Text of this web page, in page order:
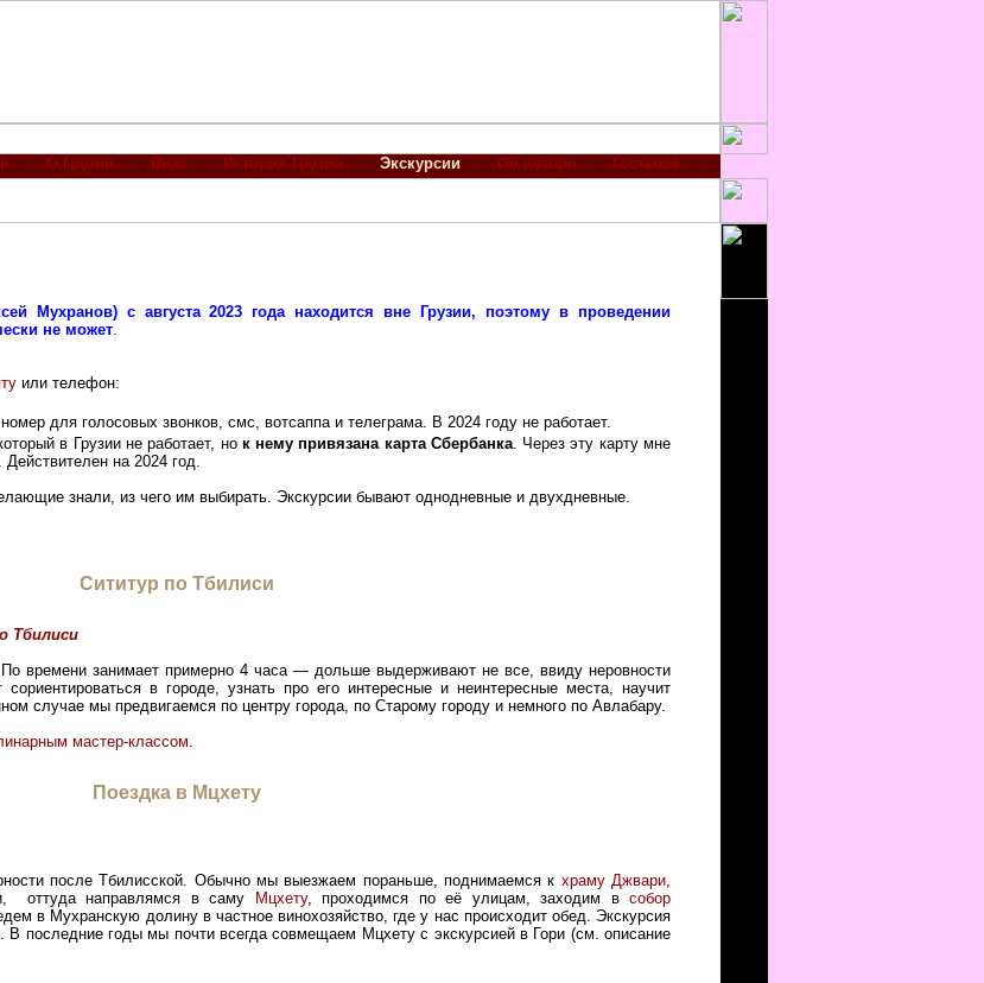
О Грузии Виза История Грузии Экскурсии Об авторе Гостевая
Мухранов) с августа 2023 года находится вне Грузии, поэтому в проведении
не может.
или телефон:
номер для голосовых звонков, смс, вотсаппа и телеграма. В 2024 году не работает.
в Грузии не работает, но к нему привязана карта Сбербанка. Через эту карту мне
на 2024 год.
знали, из чего им выбирать. Экскурсии бывают однодневные и двухдневные.
Сититур по Тбилиси
Тбилиси
времени занимает примерно 4 часа — дольше выдерживают не все, ввиду неровности
сориентироваться в городе, узнать про его интересные и неинтересные места, научит
случае мы предвигаемся по центру города, по Старому городу и немного по Авлабару.
мастер-классом.
Поездка в Мцхету
после Тбилисской. Обычно мы выезжаем пораньше, поднимаемся к храму Джвари
оттуда направлямся в саму
Мцхету, проходимся по её улицам, заходим в собор
в Мухранскую долину в частное винохозяйство, где у нас происходит обед. Экскурсия
В последние годы мы почти всегда совмещаем Мцхету с экскурсией в Гори (см. описание